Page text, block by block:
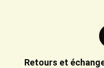
Retours et